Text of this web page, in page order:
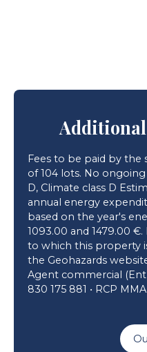
Fees to be paid by the
of 104 lots. No
D, Climate class D
annual energy
based on the year's
1093.00 and 1479.00
to which this property
the Geohazards
Agent commercial
830 175 881 • RCP MMA